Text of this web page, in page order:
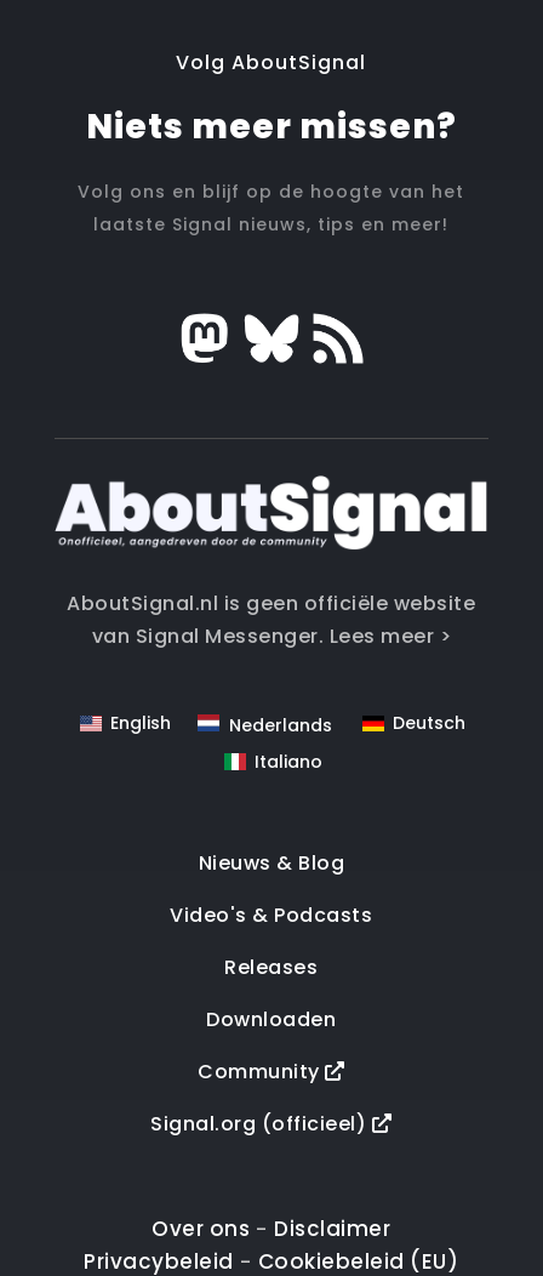
Volg AboutSignal
Niets meer missen?
Volg ons en blijf op de hoogte van het
laatste Signal nieuws, tips en meer!
AboutSignal.nl is geen officiële website
van Signal Messenger. Lees meer >
English Nederlands
Deutsch
Italiano
Nieuws & Blog
Video's & Podcasts
Releases
Downloaden
Community
Signal.org (officieel)
Over ons - Disclaimer
Privacybeleid - Cookiebeleid (EU)